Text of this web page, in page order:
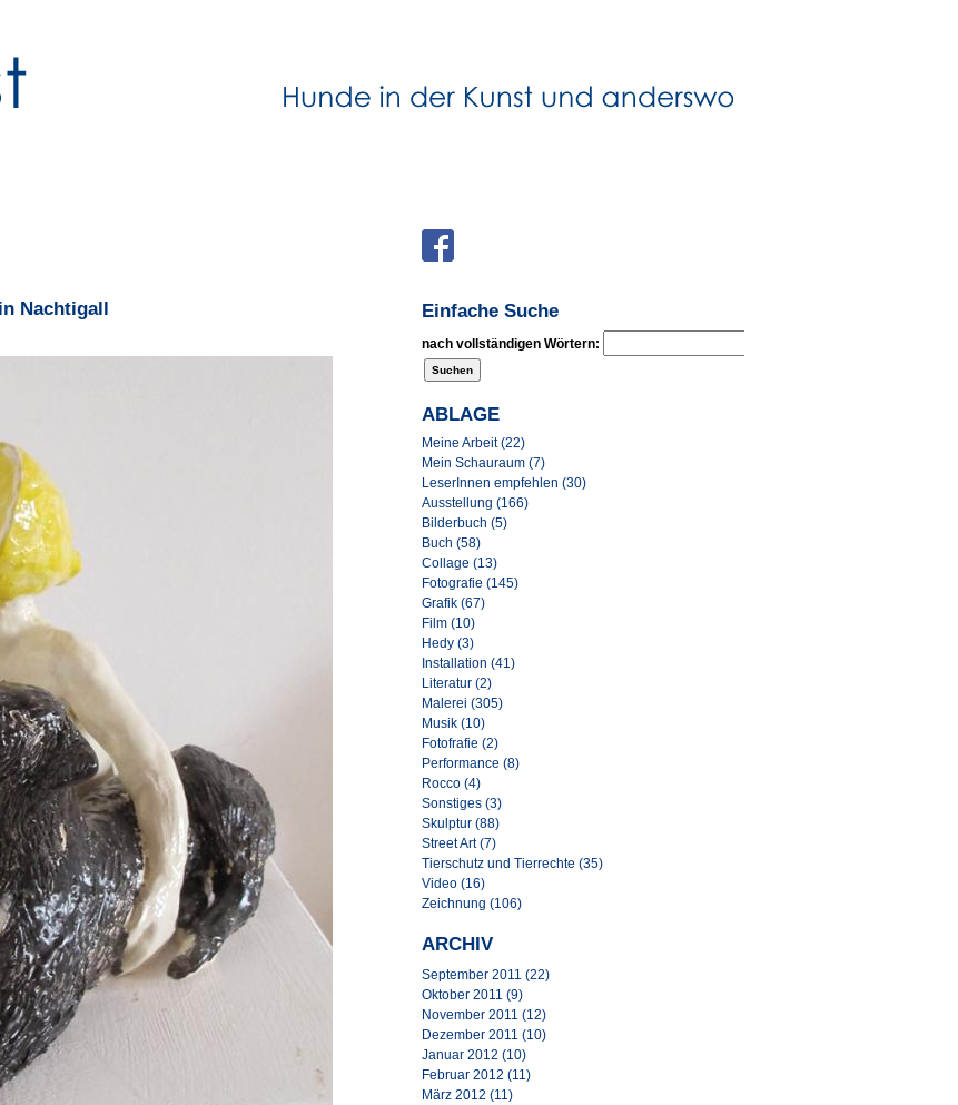
Nachtigall Einfache Suche
nach vollständigen Wörtern:
ABLAGE
Meine Arbeit (22)
Mein Schauraum (7)
LeserInnen empfehlen (30)
Ausstellung (166)
Bilderbuch (5)
Buch (58)
Collage (13)
Fotografie (145)
Grafik (67)
Film (10)
Hedy (3)
Installation (41)
Literatur (2)
Malerei (305)
Musik (10)
Fotofrafie (2)
Performance (8)
Rocco (4)
Sonstiges (3)
Skulptur (88)
Street Art (7)
Tierschutz und Tierrechte (35)
Video (16)
Zeichnung (106)
ARCHIV
September 2011 (22)
Oktober 2011 (9)
November 2011 (12)
Dezember 2011 (10)
Januar 2012 (10)
Februar 2012 (11)
März 2012 (11)